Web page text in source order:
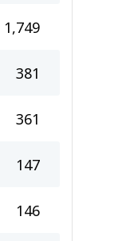
1,749
381
361
147
146